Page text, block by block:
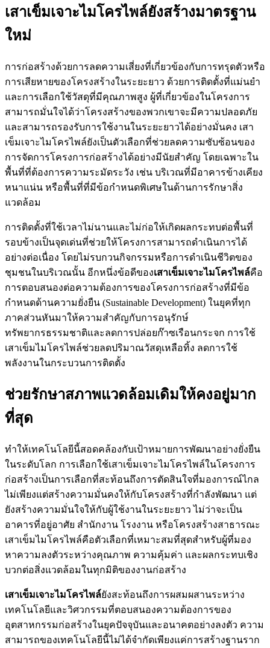
เสาเข็มเจาะไมโครไพล์ยังสร้างมาตรฐาน
ใหม่
การก่อสร้างด้วยการลดความเสี่ยงที่เกี่ยวข้องกับการทรุดตัวหรือ
การเสียหายของโครงสร้างในระยะยาว ด้วยการติดตั้งที่แม่นยำ
และการเลือกใช้วัสดุที่มีคุณภาพสูง ผู้ที่เกี่ยวข้องในโครงการ
สามารถมั่นใจได้ว่าโครงสร้างของพวกเขาจะมีความปลอดภัย
และสามารถรองรับการใช้งานในระยะยาวได้อย่างมั่นคง เสา
เข็มเจาะไมโครไพล์ยังเป็นตัวเลือกที่ช่วยลดความซับซ้อนของ
การจัดการโครงการก่อสร้างได้อย่างมีนัยสำคัญ โดยเฉพาะใน
พื้นที่ที่ต้องการความระมัดระวัง เช่น บริเวณที่มีอาคารข้างเคียง
หนาแน่น หรือพื้นที่ที่มีข้อกำหนดพิเศษในด้านการรักษาสิ่ง
แวดล้อม
การติดตั้งที่ใช้เวลาไม่นานและไม่ก่อให้เกิดผลกระทบต่อพื้นที่
รอบข้างเป็นจุดเด่นที่ช่วยให้โครงการสามารถดำเนินการได้
อย่างต่อเนื่อง โดยไม่รบกวนกิจกรรมหรือการดำเนินชีวิตของ
ชุมชนในบริเวณนั้น อีกหนึ่งข้อดีของเสาเข็มเจาะไมโครไพล์คือ
การตอบสนองต่อความต้องการของโครงการก่อสร้างที่มีข้อ
กำหนดด้านความยั่งยืน (Sustainable Development) ในยุคที่ทุก
ภาคส่วนหันมาให้ความสำคัญกับการอนุรักษ์
ทรัพยากรธรรมชาติและลดการปล่อยก๊าซเรือนกระจก การใช้
เสาเข็มไมโครไพล์ช่วยลดปริมาณวัสดุเหลือทิ้ง ลดการใช้
พลังงานในกระบวนการติดตั้ง
ช่วยรักษาสภาพแวดล้อมเดิมให้คงอยู่มาก
ที่สุด
ทำให้เทคโนโลยีนี้สอดคล้องกับเป้าหมายการพัฒนาอย่างยั่งยืน
ในระดับโลก การเลือกใช้เสาเข็มเจาะไมโครไพล์ในโครงการ
ก่อสร้างเป็นการเลือกที่สะท้อนถึงการตัดสินใจที่มองการณ์ไกล
ไม่เพียงแต่สร้างความมั่นคงให้กับโครงสร้างที่กำลังพัฒนา แต่
ยังสร้างความมั่นใจให้กับผู้ใช้งานในระยะยาว ไม่ว่าจะเป็น
อาคารที่อยู่อาศัย สำนักงาน โรงงาน หรือโครงสร้างสาธารณะ
เสาเข็มไมโครไพล์คือตัวเลือกที่เหมาะสมที่สุดสำหรับผู้ที่มอง
หาความลงตัวระหว่างคุณภาพ ความคุ้มค่า และผลกระทบเชิง
บวกต่อสิ่งแวดล้อมในทุกมิติของงานก่อสร้าง
เสาเข็มเจาะไมโครไพล์ยังสะท้อนถึงการผสมผสานระหว่าง
เทคโนโลยีและวิศวกรรมที่ตอบสนองความต้องการของ
อุตสาหกรรมก่อสร้างในยุคปัจจุบันและอนาคตอย่างลงตัว ความ
สามารถของเทคโนโลยีนี้ไม่ได้จำกัดเพียงแค่การสร้างฐานราก